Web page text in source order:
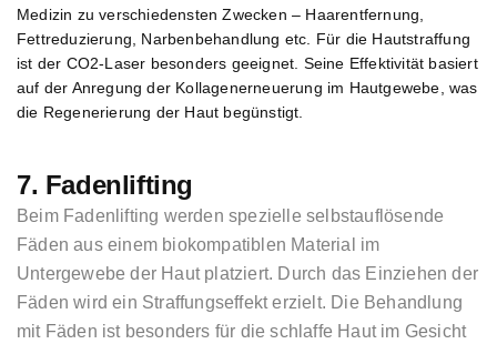
Medizin zu verschiedensten Zwecken – Haarentfernung,
Fettreduzierung, Narbenbehandlung etc. Für die Hautstraffung
ist der CO2-Laser besonders geeignet. Seine Effektivität basiert
auf der Anregung der Kollagenerneuerung im Hautgewebe, was
die Regenerierung der Haut begünstigt.
7. Fadenlifting
Beim Fadenlifting werden spezielle selbstauflösende
Fäden aus einem biokompatiblen Material im
Untergewebe der Haut platziert. Durch das Einziehen der
Fäden wird ein Straffungseffekt erzielt. Die Behandlung
mit Fäden ist besonders für die schlaffe Haut im Gesicht